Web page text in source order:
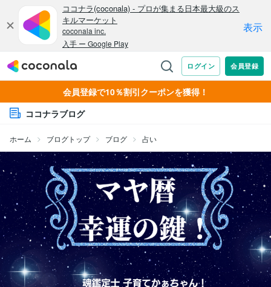
会員登録で10％割引クーポンを獲得！
ココナラブログ
ホーム ブログトップ ブログ 占い